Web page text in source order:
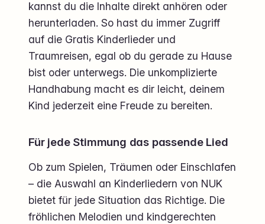
kannst du die Inhalte direkt anhören oder
herunterladen. So hast du immer Zugriff
auf die Gratis Kinderlieder und
Traumreisen, egal ob du gerade zu Hause
bist oder unterwegs. Die unkomplizierte
Handhabung macht es dir leicht, deinem
Kind jederzeit eine Freude zu bereiten.
Für jede Stimmung das passende Lied
Ob zum Spielen, Träumen oder Einschlafen
– die Auswahl an Kinderliedern von NUK
bietet für jede Situation das Richtige. Die
fröhlichen Melodien und kindgerechten